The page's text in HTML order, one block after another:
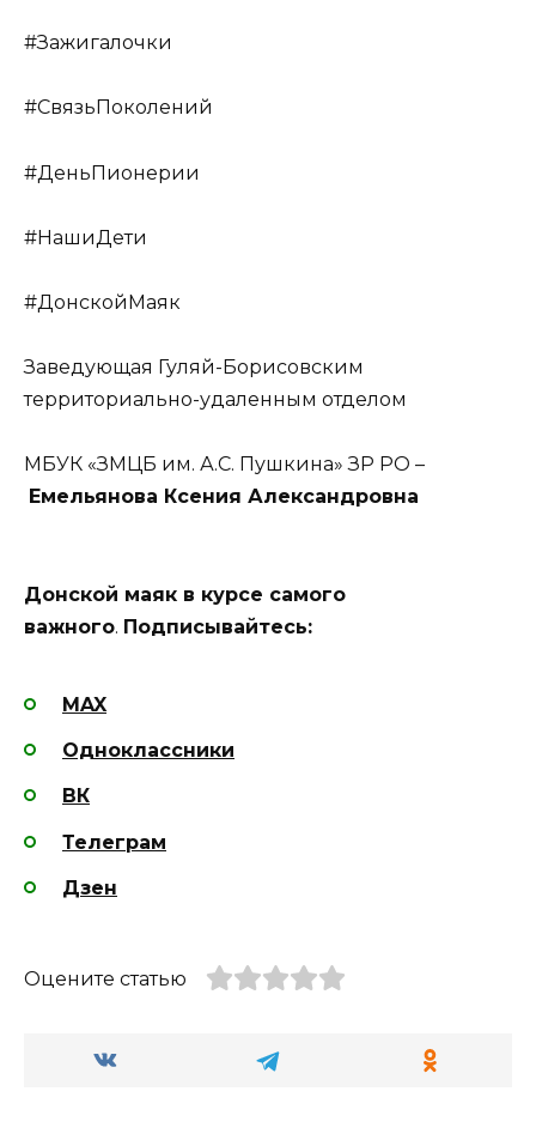
#Зажигалочки
#СвязьПоколений
#ДеньПионерии
#НашиДети
#ДонскойМаяк
Заведующая Гуляй-Борисовским
территориально-удаленным отделом
МБУК «ЗМЦБ им. А.С. Пушкина» ЗР РО –
Емельянова Ксения Александровна
Донской маяк в курсе самого
важного. Подписывайтесь:
MAX
Одноклассники
ВК
Телеграм
Дзен
Оцените статью